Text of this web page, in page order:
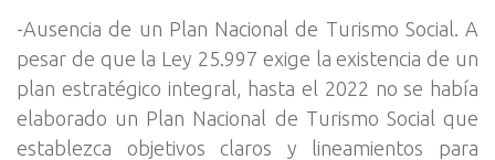
-Ausencia de un Plan Nacional de Turismo Social. A
pesar de que la Ley 25.997 exige la existencia de un
plan estratégico integral, hasta el 2022 no se había
elaborado un Plan Nacional de Turismo Social que
establezca objetivos claros y lineamientos para